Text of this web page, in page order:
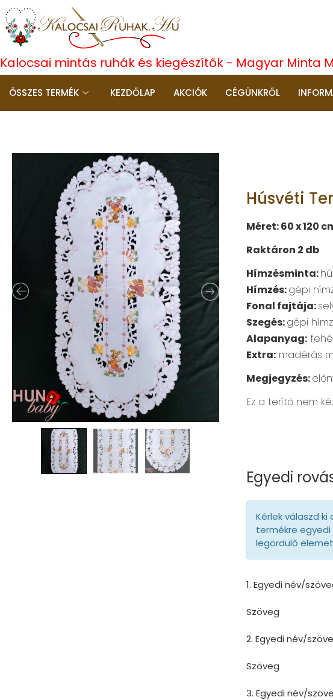
Kalocsai mintás ruhák és kiegészítők - Magyar Minta
ÖSSZES TERMÉK KEZDŐLAP AKCIÓK CÉGÜNKRŐL
Húsvéti
Méret: 60 x 120
Raktáron 2 db
Hímzésminta:
Hímzés:gépi
Fonal fajtája:
Szegés:gépi
Alapanyag:
Extra: madérás
Megjegyzés:
Ez a terítő nem
Egyedi
Kérlek válaszd
termékre
legördülő
1. Egyedi név/
Szöveg
2. Egyedi név/
Szöveg
3. Egyedi név/